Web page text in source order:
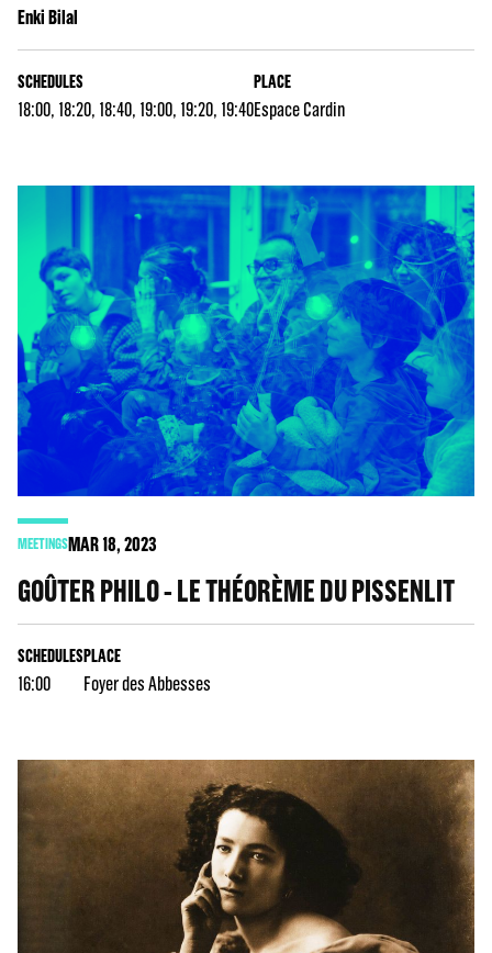
Enki Bilal
SCHEDULES
18:00, 18:20, 18:40, 19:00, 19:20, 19:40
PLACE
Espace Cardin
MEETINGSMAR18, 2023
GOÛTER PHILO - LE THÉORÈME DU PISSENLIT
SCHEDULES
16:00
PLACE
Foyer des Abbesses